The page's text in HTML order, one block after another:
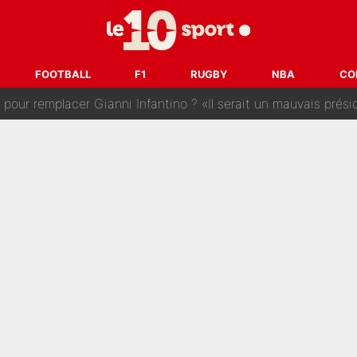
FOOTBALL F1 RUGBY NBA
: La photo qui met fin au transfert de l’été !
officialisent enfin leur couple : La photo qui enflamme
Gianni Infantino ? «Il serait un mauvais président», le patron